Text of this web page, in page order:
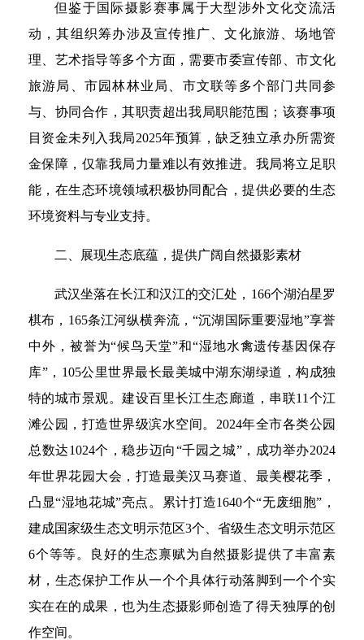
但鉴于国际摄影赛事属于大型涉外文化交流活
动，其组织筹办涉及宣传推广、文化旅游、场地管
理、艺术指导等多个方面，需要市委宣传部、市文化
旅游局、市园林林业局、市文联等多个部门共同参
与、协同合作，其职责超出我局职能范围；该赛事项
目资金未列入我局2025年预算，缺乏独立承办所需资
金保障，仅靠我局力量难以有效推进。我局将立足职
能，在生态环境领域积极协同配合，提供必要的生态
环境资料与专业支持。
二、展现生态底蕴，提供广阔自然摄影素材
武汉坐落在长江和汉江的交汇处，166个湖泊星罗
棋布，165条江河纵横奔流，“沉湖国际重要湿地”享誉
中外，被誉为“候鸟天堂”和“湿地水禽遗传基因保存
库”，105公里世界最长最美城中湖东湖绿道，构成独
特的城市景观。建设百里长江生态廊道，串联11个江
滩公园，打造世界级滨水空间。2024年全市各类公园
总数达1024个，稳步迈向“千园之城”，成功举办2024
年世界花园大会，打造最美汉马赛道、最美樱花季，
凸显“湿地花城”亮点。累计打造1640个“无废细胞”，
建成国家级生态文明示范区3个、省级生态文明示范区
6个等等。良好的生态禀赋为自然摄影提供了丰富素
材，生态保护工作从一个个具体行动落脚到一个个实
实在在的成果，也为生态摄影师创造了得天独厚的创
作空间。